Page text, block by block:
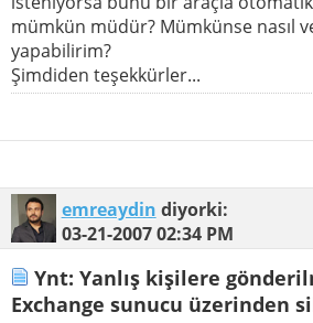
mümkün müdür? Mümkünse nasıl
yapabilirim?
Şimdiden teşekkürler...
emreaydin diyorki:
03-21-200702:34 PM
Ynt: Yanlış kişilere
Exchange sunucu üzerinden